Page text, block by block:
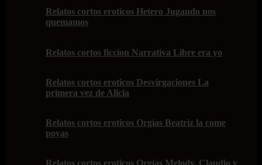
Relatos cortos eroticos Hetero Jugando nos
quemamos
Relatos cortos ficcion Narrativa Libre era yo
Relatos cortos eroticos Desvirgaciones La
primera vez de Alicia
Relatos cortos eroticos Orgías Beatriz la come
poyas